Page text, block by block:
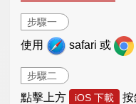
步驟一
使用 safari 或
步驟二
點擊上方 iOS 下載 按